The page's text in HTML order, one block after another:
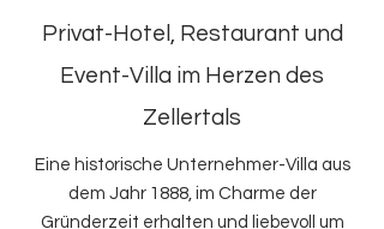
Privat-Hotel, Restaurant und
Event-Villa im Herzen des
Zellertals
Eine historische Unternehmer-Villa aus
dem Jahr 1888, im Charme der
Gründerzeit erhalten und liebevoll um